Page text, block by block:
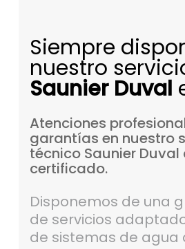
Siempre
nuestro
Saunier Duval
Atenciones
garantías en nuestro
técnico Saunier Duval
certificado.
Disponemos de una
de servicios
de sistemas de agua